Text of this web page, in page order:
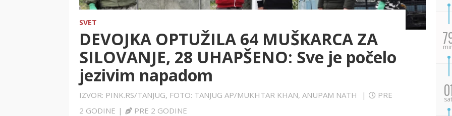
SVET
DEVOJKA OPTUŽILA 64 MUŠKARCA ZA
SILOVANJE, 28 UHAPŠENO: Sve je počelo
jezivim napadom
IZVOR: PINK.RS/TANJUG, FOTO: TANJUG AP/MUKHTAR KHAN, ANUPAM NATH |
PRE
2 GODINE | PRE 2 GODINE
sat